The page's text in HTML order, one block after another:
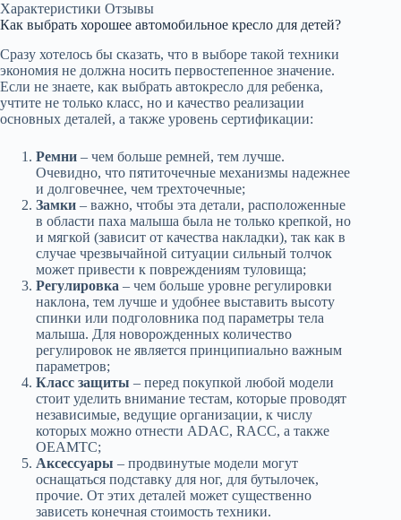
Характеристики Отзывы
Как выбрать хорошее автомобильное кресло для детей?
Сразу хотелось бы сказать, что в выборе такой техники
экономия не должна носить первостепенное значение.
Если не знаете, как выбрать автокресло для ребенка,
учтите не только класс, но и качество реализации
основных деталей, а также уровень сертификации:
Ремни – чем больше ремней, тем лучше.
Очевидно, что пятиточечные механизмы надежнее
и долговечнее, чем трехточечные;
Замки – важно, чтобы эта детали, расположенные
в области паха малыша была не только крепкой, но
и мягкой (зависит от качества накладки), так как в
случае чрезвычайной ситуации сильный толчок
может привести к повреждениям туловища;
Регулировка – чем больше уровне регулировки
наклона, тем лучше и удобнее выставить высоту
спинки или подголовника под параметры тела
малыша. Для новорожденных количество
регулировок не является принципиально важным
параметров;
Класс защиты – перед покупкой любой модели
стоит уделить внимание тестам, которые проводят
независимые, ведущие организации, к числу
которых можно отнести ADAC, RACC, а также
OEAMTC;
Аксессуары – продвинутые модели могут
оснащаться подставку для ног, для бутылочек,
прочие. От этих деталей может существенно
зависеть конечная стоимость техники.